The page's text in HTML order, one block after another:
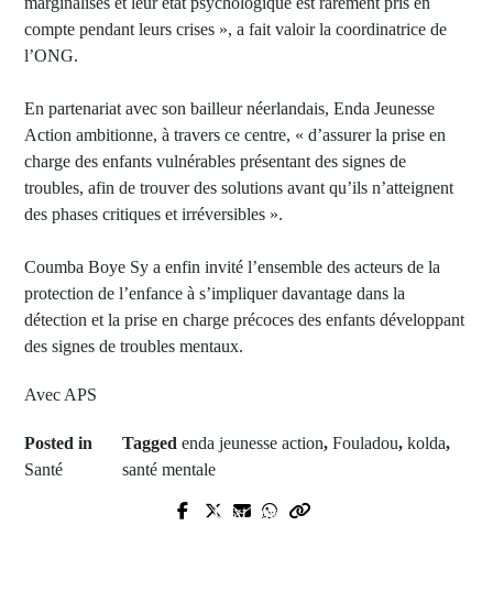
compte pendant leurs crises », a fait valoir la coordinatrice de
l’ONG.
En partenariat avec son bailleur néerlandais, Enda Jeunesse
Action ambitionne, à travers ce centre, « d’assurer la prise en
charge des enfants vulnérables présentant des signes de
troubles, afin de trouver des solutions avant qu’ils n’atteignent
des phases critiques et irréversibles ».
Coumba Boye Sy a enfin invité l’ensemble des acteurs de la
protection de l’enfance à s’impliquer davantage dans la
détection et la prise en charge précoces des enfants développant
des signes de troubles mentaux.
Avec APS
Posted in
Santé
Taggedenda jeunesse action,Fouladou,kolda,
santé mentale
Prev Post
Next Post